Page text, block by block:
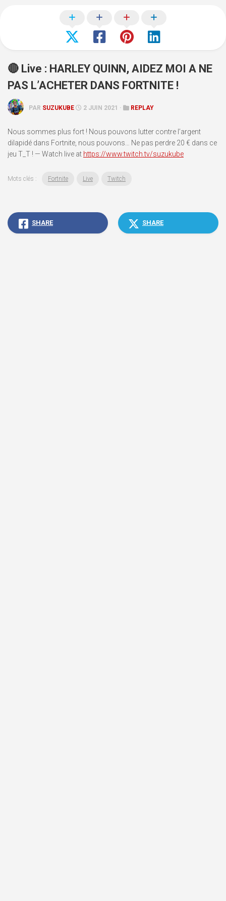
🔴 Live : HARLEY QUINN, AIDEZ MOI A NE
PAS L’ACHETER DANS FORTNITE !
PAR SUZUKUBE 2 JUIN 2021 · REPLAY
Nous sommes plus fort ! Nous pouvons lutter contre l’argent
dilapidé dans Fortnite, nous pouvons… Ne pas perdre 20 € dans ce
jeu T_T ! — Watch live at https://www.twitch.tv/suzukube
Mots clés : Fortnite Live Twitch
SHARE SHARE